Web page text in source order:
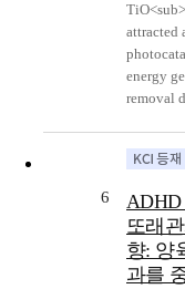
reactor
to
size.
attracted
energy
removal
electron-
It results
diffusion
6
또래
향: 양
과를